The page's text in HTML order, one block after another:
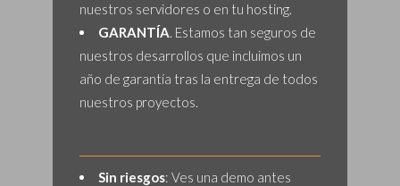
nuestros servidores o en tu hosting.
GARANTÍA. Estamos tan seguros de
nuestros desarrollos que incluimos un
año de garantía tras la entrega de todos
nuestros proyectos.
Sin riesgos: Ves una demo antes